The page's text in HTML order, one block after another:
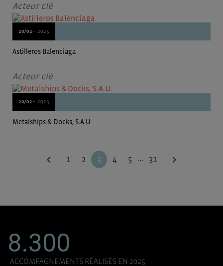
Acteur clé
20/02 - 2025
Astilleros Balenciaga
Acteur clé
20/02 - 2025
Metalships & Docks, S.A.U.
chevron_left 1 2 3 4 5 … 31 chevron_right
8.300
ACCOMPAGNEMENTS RÉALISÉS EN 2025